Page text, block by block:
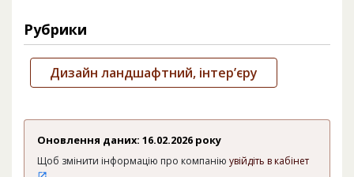
Рубрики
Дизайн ландшафтний, інтер’єру
Оновлення даних: 16.02.2026 року
Щоб змінити інформацію про компанію увійдіть в кабінет